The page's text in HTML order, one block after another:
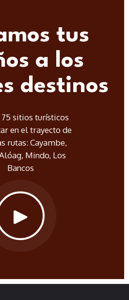
tus
a los
destinos
75 sitios turísticos
en el trayecto de
rutas: Cayambe,
Mindo, Los
Bancos